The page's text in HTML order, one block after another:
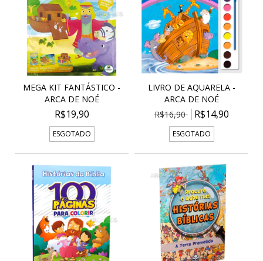
MEGA KIT FANTÁSTICO -
ARCA DE NOÉ
R$19,90
ESGOTADO
LIVRO DE AQUARELA -
ARCA DE NOÉ
R$16,90
R$14,90
ESGOTADO